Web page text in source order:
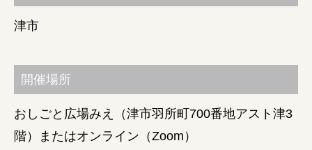
津市
開催場所
おしごと広場みえ（津市羽所町700番地アスト津3
階）またはオンライン（Zoom）